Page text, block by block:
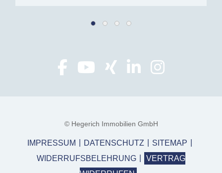
© Hegerich Immobilien GmbH
IMPRESSUM DATENSCHUTZ
SITEMAP
WIDERRUFSBELEHRUNG
VERTRAG